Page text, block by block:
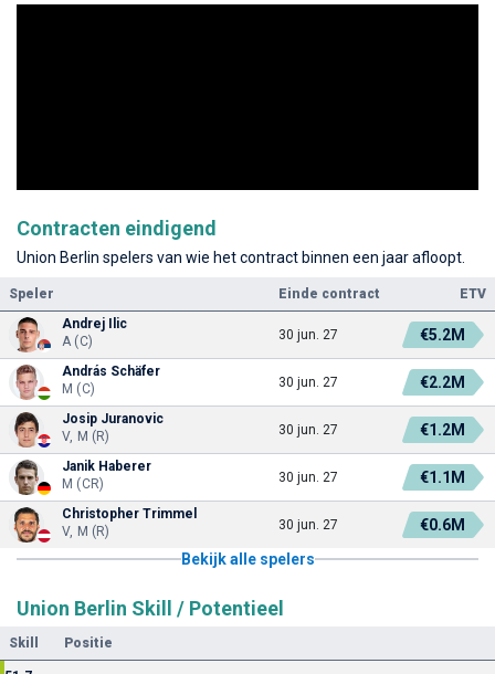
Contracten eindigend
Union Berlin spelers van wie het contract binnen een jaar afloopt.
Speler Einde contract
ETV
Andrej Ilic
A (C)
30 jun. 27 €5.2M
András Schäfer
M (C)
30 jun. 27 €2.2M
Josip Juranovic
V, M (R)
30 jun. 27 €1.2M
Janik Haberer
M (CR)
30 jun. 27 €1.1M
Christopher Trimmel
V, M (R)
30 jun. 27
€0.6M
Bekijk alle spelers
Union Berlin Skill / Potentieel
Skill Positie